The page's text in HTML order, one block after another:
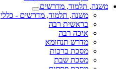
משנה, תלמוד, מדרשים
משנה, תלמוד, מדרשים - כללי
בראשית רבה
איכה רבה
מדרש תנחומא
מסכת ברכות
מסכת שבת